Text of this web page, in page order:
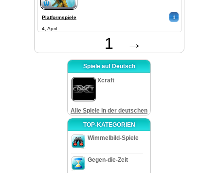
Platformspiele i
4, April
1 →
Spiele auf Deutsch
Xcraft
Alle Spiele in der deutschen
TOP-KATEGORIEN
Wimmelbild-Spiele
Gegen-die-Zeit